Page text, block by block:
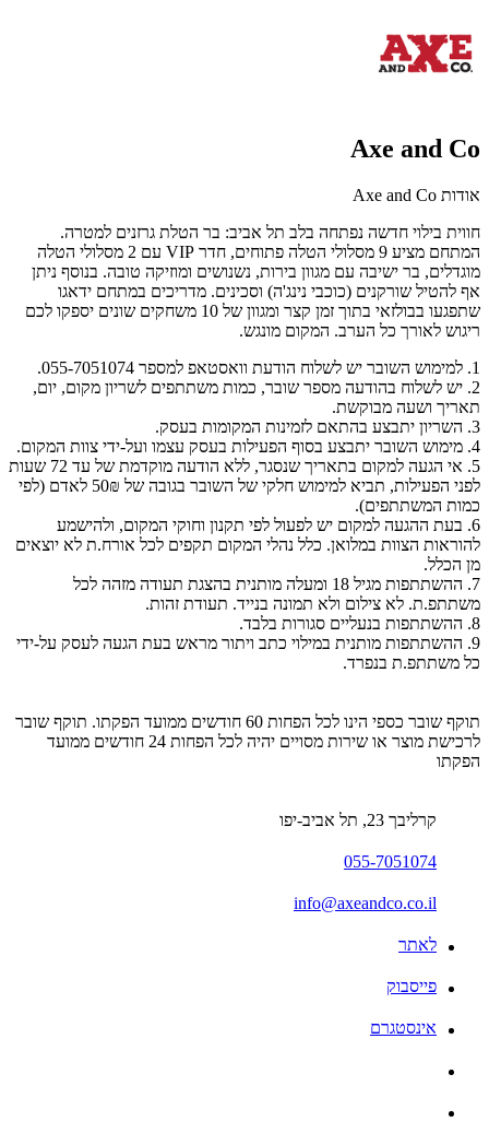
Axe and Co
אודות Axe and Co
חווית בילוי חדשה נפתחה בלב תל אביב: בר הטלת גרזנים למטרה.
המתחם מציע 9 מסלולי הטלה פתוחים, חדר VIP עם 2 מסלולי הטלה
מוגדלים, בר ישיבה עם מגוון בירות, נשנושים ומוזיקה טובה. בנוסף ניתן
אף להטיל שורקנים (כוכבי נינג'ה) וסכינים. מדריכים במתחם ידאגו
שתפגעו בבולזאי בתוך זמן קצר ומגוון של 10 משחקים שונים יספקו לכם
ריגוש לאורך כל הערב. המקום מונגש.
1. למימוש השובר יש לשלוח הודעת וואסטאפ למספר 055-7051074.
2. יש לשלוח בהודעה מספר שובר, כמות משתתפים לשריון מקום, יום,
תאריך ושעה מבוקשת.
3. השריון יתבצע בהתאם לזמינות המקומות בעסק.
4. מימוש השובר יתבצע בסוף הפעילות בעסק עצמו ועל-ידי צוות המקום.
5. אי הגעה למקום בתאריך שנסגר, ללא הודעה מוקדמת של עד 72 שעות
לפני הפעילות, תביא למימוש חלקי של השובר בגובה של 50₪ לאדם (לפי
כמות המשתתפים).
6. בעת ההגעה למקום יש לפעול לפי תקנון וחוקי המקום, ולהישמע
להוראות הצוות במלואן. כלל נהלי המקום תקפים לכל אורח.ת לא יוצאים
מן הכלל.
7. ההשתתפות מגיל 18 ומעלה מותנית בהצגת תעודה מזהה לכל
משתתפ.ת. לא צילום ולא תמונה בנייד. תעודת זהות.
8. ההשתתפות בנעליים סגורות בלבד.
9. ההשתתפות מותנית במילוי כתב ויתור מראש בעת הגעה לעסק על-ידי
כל משתתפ.ת בנפרד.
תוקף שובר כספי הינו לכל הפחות 60 חודשים ממועד הפקתו. תוקף שובר
לרכישת מוצר או שירות מסויים יהיה לכל הפחות 24 חודשים ממועד
הפקתו
קרליבך 23, תל אביב-יפו
055-7051074
info@axeandco.co.il
לאתר
פייסבוק
אינסטגרם